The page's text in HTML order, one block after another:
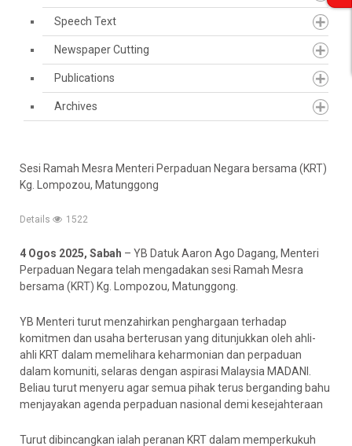
Speech Text
Newspaper Cutting
Publications
Archives
Sesi Ramah Mesra Menteri Perpaduan Negara bersama (KRT)
Kg. Lompozou, Matunggong
Details 1522
4 Ogos 2025, Sabah – YB Datuk Aaron Ago Dagang, Menteri
Perpaduan Negara telah mengadakan sesi Ramah Mesra
bersama (KRT) Kg. Lompozou, Matunggong.
YB Menteri turut menzahirkan penghargaan terhadap
komitmen dan usaha berterusan yang ditunjukkan oleh ahli-
ahli KRT dalam memelihara keharmonian dan perpaduan
dalam komuniti, selaras dengan aspirasi Malaysia MADANI.
Beliau turut menyeru agar semua pihak terus berganding bahu
menjayakan agenda perpaduan nasional demi kesejahteraan
Turut dibincangkan ialah peranan KRT dalam memperkukuh